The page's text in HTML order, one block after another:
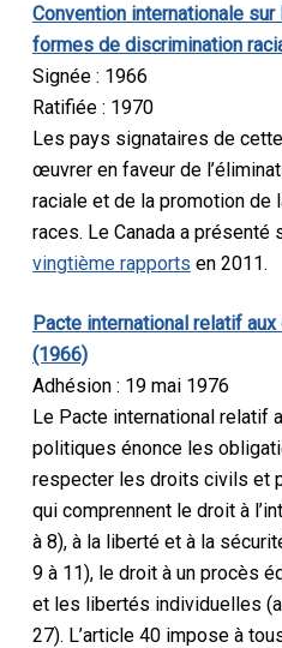
Convention internationale
formes de discrimination
Signée : 1966
Ratifiée : 1970
Les pays signataires de
œuvrer en faveur de
raciale et de la promotion de
races. Le Canada a présenté
vingtième rapports en 2011.
Pacte international relatif
(1966)
Adhésion : 19 mai 1976
Le Pacte international relatif
politiques énonce les
respecter les droits civils et
qui comprennent le droit à
à 8), à la liberté et à la
9 à 11), le droit à un procès
et les libertés individuelles
27). L’article 40 impose à